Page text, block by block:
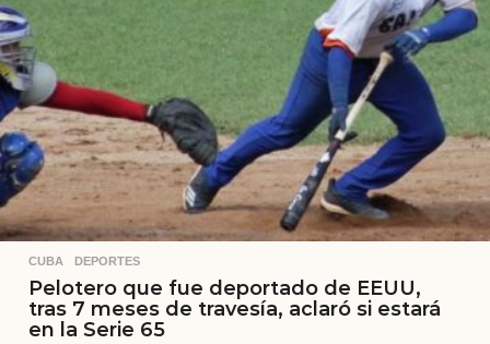
CUBA ,DEPORTES
Pelotero que fue deportado de EEUU,
tras 7 meses de travesía, aclaró si estará
en la Serie 65